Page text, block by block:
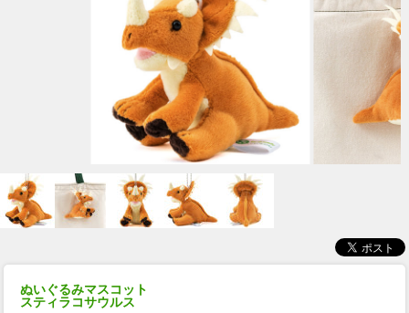
ぬいぐるみマスコット
スティラコサウルス